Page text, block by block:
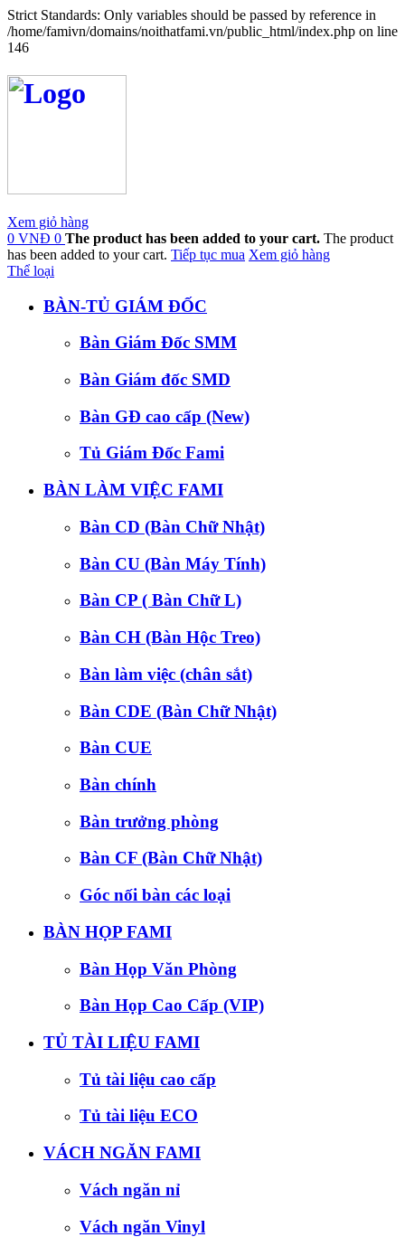
Strict Standards: Only variables should be passed by reference in
/home/famivn/domains/noithatfami.vn/public_html/index.php on line
146
Xem giỏ hàng
0 VNĐ 0 The product has been added to your cart. The product
has been added to your cart. Tiếp tục mua Xem giỏ hàng
Thể loại
BÀN-TỦ GIÁM ĐỐC
Bàn Giám Đốc SMM
Bàn Giám đốc SMD
Bàn GĐ cao cấp (New)
Tủ Giám Đốc Fami
BÀN LÀM VIỆC FAMI
Bàn CD (Bàn Chữ Nhật)
Bàn CU (Bàn Máy Tính)
Bàn CP ( Bàn Chữ L)
Bàn CH (Bàn Hộc Treo)
Bàn làm việc (chân sắt)
Bàn CDE (Bàn Chữ Nhật)
Bàn CUE
Bàn chính
Bàn trưởng phòng
Bàn CF (Bàn Chữ Nhật)
Góc nối bàn các loại
BÀN HỌP FAMI
Bàn Họp Văn Phòng
Bàn Họp Cao Cấp (VIP)
TỦ TÀI LIỆU FAMI
Tủ tài liệu cao cấp
Tủ tài liệu ECO
VÁCH NGĂN FAMI
Vách ngăn nỉ
Vách ngăn Vinyl